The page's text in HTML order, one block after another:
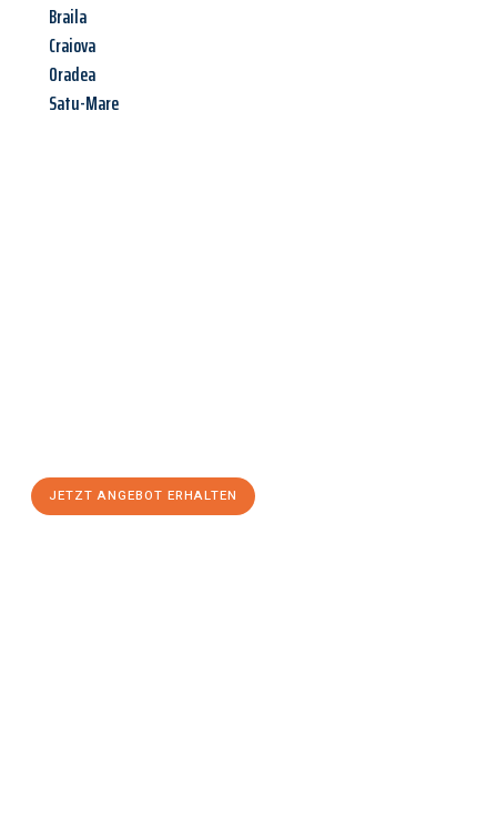
Braila
Craiova
Oradea
Satu-Mare
JETZT ANGEBOT ERHALTEN